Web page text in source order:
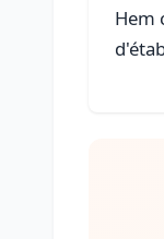
Hem